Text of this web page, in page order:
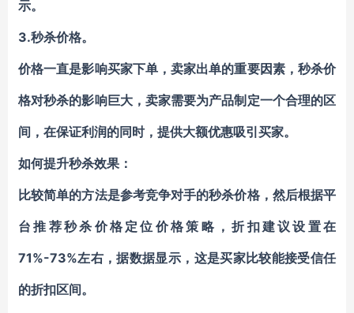
示。
3.秒杀价格。
价格一直是影响买家下单，卖家出单的重要因素，秒杀价
格对秒杀的影响巨大，卖家需要为产品制定一个合理的区
间，在保证利润的同时，提供大额优惠吸引买家。
如何提升秒杀效果：
比较简单的方法是参考竞争对手的秒杀价格，然后根据平
台推荐秒杀价格定位价格策略，折扣建议设置在
71%-73%左右，据数据显示，这是买家比较能接受信任
的折扣区间。